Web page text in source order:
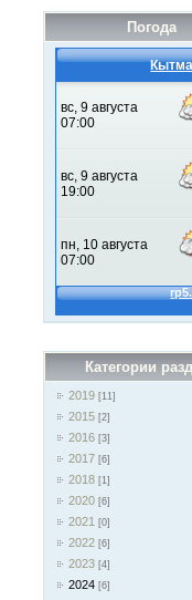
Погода
Категории
2019 [11]
2015 [2]
2016 [3]
2017 [6]
2018 [1]
2020 [6]
2021 [0]
2022 [6]
2023 [4]
2024 [6]